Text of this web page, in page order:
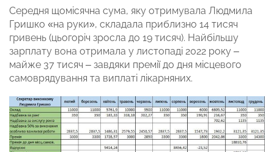
Середня щомісячна сума, яку отримувала Людмила
Гришко «на руки», складала приблизно 14 тисяч
гривень (цьогоріч зросла до 19 тисяч). Найбільшу
зарплату вона отримала у листопаді 2022 року –
майже 37 тисяч – завдяки премії до дня місцевого
самоврядування та виплаті лікарняних.